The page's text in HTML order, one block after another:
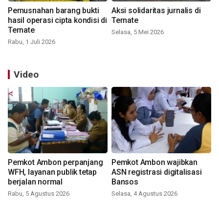
Pemusnahan barang bukti
hasil operasi cipta kondisi di
Ternate
Rabu, 1 Juli 2026
Aksi solidaritas jurnalis di
Ternate
Selasa, 5 Mei 2026
Video
Pemkot Ambon perpanjang
WFH, layanan publik tetap
berjalan normal
Rabu, 5 Agustus 2026
Pemkot Ambon wajibkan
ASN registrasi digitalisasi
Bansos
Selasa, 4 Agustus 2026